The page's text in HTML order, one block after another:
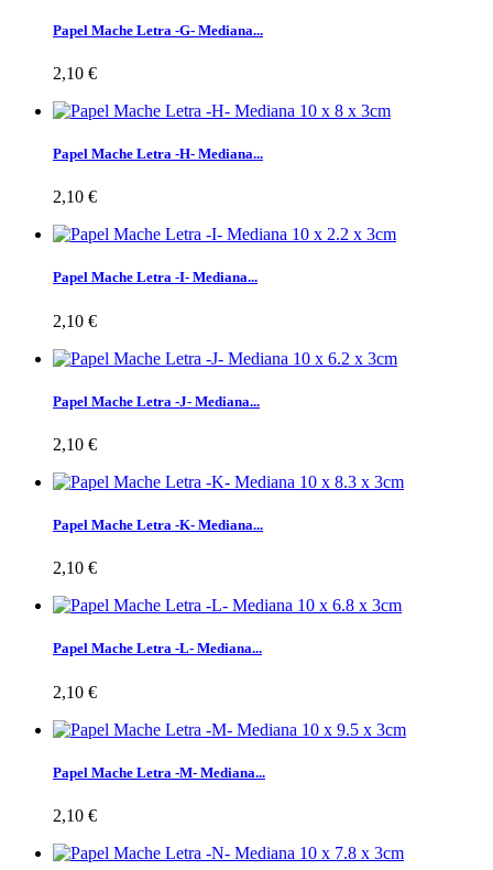
Papel Mache Letra -G- Mediana...
2,10 €
Papel Mache Letra -H- Mediana...
2,10 €
Papel Mache Letra -I- Mediana...
2,10 €
Papel Mache Letra -J- Mediana...
2,10 €
Papel Mache Letra -K- Mediana...
2,10 €
Papel Mache Letra -L- Mediana...
2,10 €
Papel Mache Letra -M- Mediana...
2,10 €